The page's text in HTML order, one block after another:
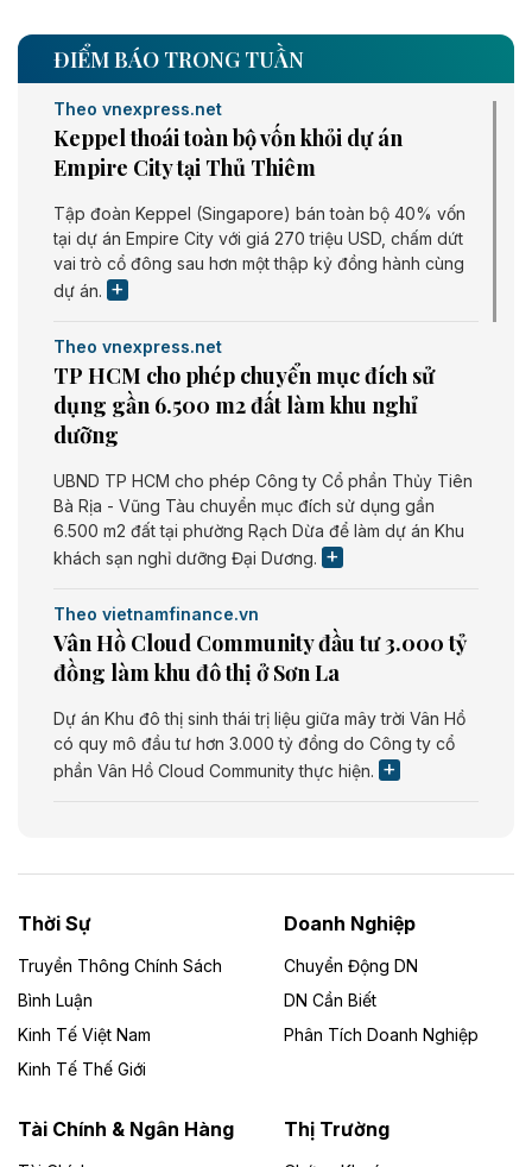
ĐIỂM BÁO TRONG TUẦN
Theo vnexpress.net
Keppel thoái toàn bộ vốn khỏi dự án
Empire City tại Thủ Thiêm
Tập đoàn Keppel (Singapore) bán toàn bộ 40% vốn
tại dự án Empire City với giá 270 triệu USD, chấm dứt
vai trò cổ đông sau hơn một thập kỷ đồng hành cùng
dự án.
Theo vnexpress.net
TP HCM cho phép chuyển mục đích sử
dụng gần 6.500 m2 đất làm khu nghỉ
dưỡng
UBND TP HCM cho phép Công ty Cổ phần Thủy Tiên
Bà Rịa - Vũng Tàu chuyển mục đích sử dụng gần
6.500 m2 đất tại phường Rạch Dừa để làm dự án Khu
khách sạn nghỉ dưỡng Đại Dương.
Theo vietnamfinance.vn
Vân Hồ Cloud Community đầu tư 3.000 tỷ
đồng làm khu đô thị ở Sơn La
Dự án Khu đô thị sinh thái trị liệu giữa mây trời Vân Hồ
có quy mô đầu tư hơn 3.000 tỷ đồng do Công ty cổ
phần Vân Hồ Cloud Community thực hiện.
Dự án Nhà máy xử lý rác và phát điện Bắc Giang do
Công ty TNHH Năng lượng môi trường Bắc Giang làm
Theo vietnamfinance.vn
Đức Long Gia Lai mở rộng ‘hệ sinh thái’
Lai
Thời Sự
Truyền Thông Chính Sách
Bình Luận
Kinh Tế Việt Nam
Kinh Tế Thế Giới
Doanh Nghiệp
Chuyển Động DN
DN Cần Biết
Phân Tích Doanh Nghiệp
Tài Chính & Ngân Hàng Thị Trường